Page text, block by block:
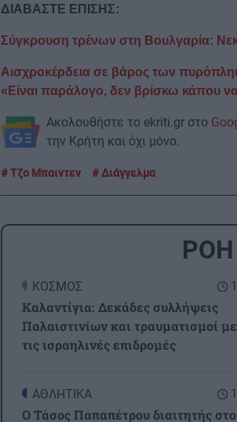
ΔΙΑΒΑΣΤΕ ΕΠΙΣΗΣ:
Σύγκρουση τρένων στη Βουλγαρία:
Αισχροκέρδεια σε βάρος των
«Είναι παράλογο, δεν βρίσκω κάπου
Ακολουθήστε το ekriti.gr στο
την Κρήτη και όχι μόνο.
Τζο Μπαιντεν Διάγγελμα
ΡΟΗ
ΚΟΣΜΟΣ
Καλαντίγια: Δεκάδες συλλήψεις
Παλαιστινίων και τραυματισμοί
τις ισραηλινές επιδρομές
ΑΘΛΗΤΙΚΑ
Ο Τάσος Παπαπέτρου διαιτητής στο